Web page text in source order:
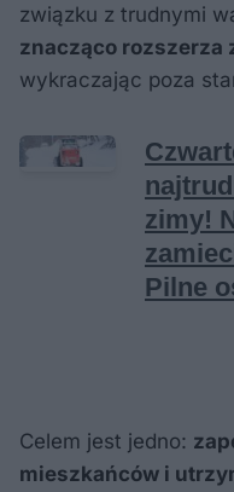
związku z trudnymi
znacząco rozszerza
wykraczając poza
Celem jest jedno:
mieszkańców i